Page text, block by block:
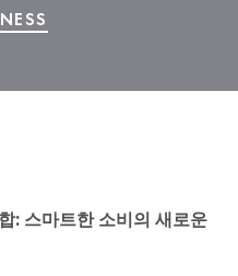
: 스마트한 소비의 새로운